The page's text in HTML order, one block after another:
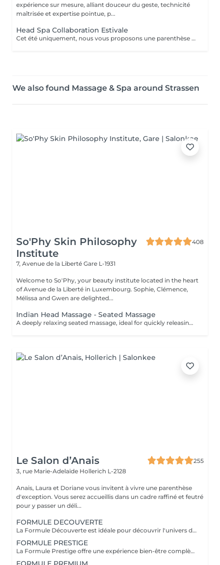
expérience sur mesure, alliant douceur du geste, technicité
maîtrisée et expertise pointue, p...
Head Spa Collaboration Estivale
Cet été uniquement, nous vous proposons une parenthèse de bien-être en édition limitée. Pendant cette expérience, profitez d'un rituel profondément relaxant alliant massage du cuir chevelu, soins adaptés et lâcher-prise, dans une atmosphère douce et apaisante. Une collaboration éphémère. Quelques dates seulement. Nombre de places très limité. Réservez dès maintenant votre moment de détente avant la fin de cette collaboration estivale. Un sèche-cheveux est mis à disposition. Le séchage n'est pas inclus afin de préserver la dimension relaxante du soin.
We also found Massage & Spa around Strassen
So'Phy Skin Philosophy
Institute
408
7, Avenue de la Liberté Gare L-1931
Welcome to So'Phy, your beauty institute located in the heart
of Avenue de la Liberté in Luxembourg. Sophie, Clémence,
Mélissa and Gwen are delighted...
Indian Head Massage - Seated Massage
A deeply relaxing seated massage, ideal for quickly releasing built-up tension. Inspired by Ayurvedic techniques, this treatment focuses on the upper back, shoulders, neck and scalp to relieve muscular tension and calm the nervous system. Through targeted movements, it provides an immediate feeling of lightness, promotes mental relaxation and improves overall rest. An ideal treatment for a quick and effective break, helping you release pressure and restore a sense of calm and balance.
Le Salon d’Anais
255
3, rue Marie-Adelaïde Hollerich L-2128
Anais, Laura et Doriane vous invitent à vivre une parenthèse
d'exception. Vous serez accueillis dans un cadre raffiné et feutré
pour y passer un déli...
FORMULE DECOUVERTE
La Formule Découverte est idéale pour découvrir l'univers du Head Spa et s'offrir un véritable moment de détente. Ce soin associe massage crânien par acupression, diffusion d'eau sous arche et ambiance sensorielle apaisante pour libérer les tensions et favoriser le lâcher-prise. Le cuir chevelu est revitalisé, l'esprit apaisé et les cheveux retrouvent douceur et légèreté. Le séchage des cheveux est inclus à la fin de la prestation. Parfaite pour une première expérience relaxante.
FORMULE PRESTIGE
La Formule Prestige offre une expérience bien-être complète, alliant soin du cuir chevelu, détente capillaire et soin du visage. Grâce à des techniques manuelles ciblées et à une atmosphère enveloppante, cette formule procure une relaxation profonde tout en sublimant la peau et les cheveux. Elle permet de relâcher les tensions, d'améliorer la circulation et de retrouver une sensation d'équilibre et d'harmonie. Le séchage des cheveux est inclus. Idéale pour s'accorder un moment de bien-être global.